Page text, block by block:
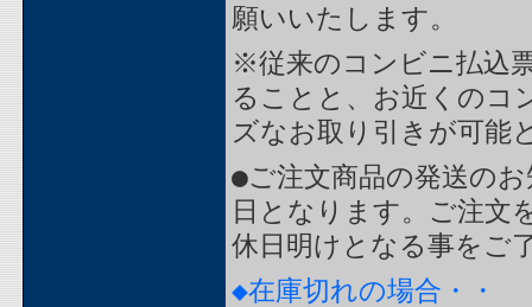
願いいたします。
※従来のコンビニ払込
ることと、お近くのコ
ズなお取り引きが可
●ご注文商品の発送の
日となります。ご注文
休日明けとなる事をご
◆在庫切れの場合・・